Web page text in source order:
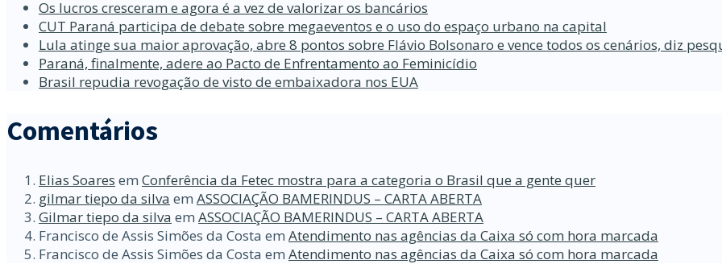
Os lucros cresceram e agora é a vez de valorizar os bancários
CUT Paraná participa de debate sobre megaeventos e o uso do espaço urbano na capital
Lula atinge sua maior aprovação, abre 8 pontos sobre Flávio Bolsonaro e vence todos os cenários, diz
Paraná, finalmente, adere ao Pacto de Enfrentamento ao Feminicídio
Brasil repudia revogação de visto de embaixadora nos EUA
Comentários
Elias Soares em Conferência da Fetec mostra para a categoria o Brasil que a gente quer
gilmar tiepo da silva em ASSOCIAÇÃO BAMERINDUS – CARTA ABERTA
Gilmar tiepo da silva em ASSOCIAÇÃO BAMERINDUS – CARTA ABERTA
Francisco de Assis Simões da Costa em Atendimento nas agências da Caixa só com hora marcada
Francisco de Assis Simões da Costa em Atendimento nas agências da Caixa só com hora marcada